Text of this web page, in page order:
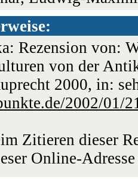
Rezension von:
von der
2000, in:
2002/01/
Zitieren dieser
Online-Adresse